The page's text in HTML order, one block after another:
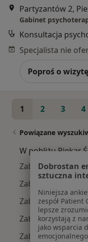
Partyzantów 2,
Gabinet
Konsultacja
Poproś o wizytę
1 2 3 4
Powiązane
W pobliżu Piekar
Zaburzenia
Zaburzenia
Zaburzenia
Zaburzenia
Zaburzenia
Dobrostan
sztuczna
Niniejsza
zespół Patient
lepsze
korzystają z
jako wsparcia